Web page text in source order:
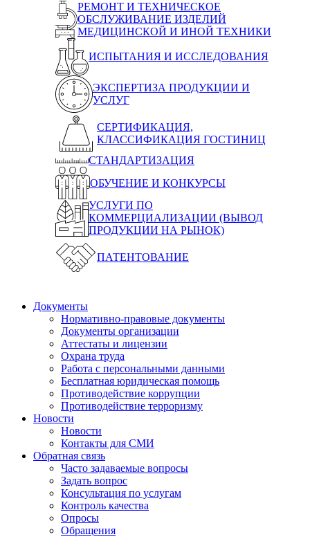
РЕМОНТ И ТЕХНИЧЕСКОЕ
ОБСЛУЖИВАНИЕ ИЗДЕЛИЙ
МЕДИЦИНСКОЙ И ИНОЙ ТЕХНИКИ
ИСПЫТАНИЯ И ИССЛЕДОВАНИЯ
ЭКСПЕРТИЗА ПРОДУКЦИИ И
УСЛУГ
СЕРТИФИКАЦИЯ,
КЛАССИФИКАЦИЯ ГОСТИНИЦ
СТАНДАРТИЗАЦИЯ
ОБУЧЕНИЕ И КОНКУРСЫ
УСЛУГИ ПО
КОММЕРЦИАЛИЗАЦИИ (ВЫВОД
ПРОДУКЦИИ НА РЫНОК)
ПАТЕНТОВАНИЕ
Документы
Нормативно-правовые документы
Документы организации
Аттестаты и лицензии
Охрана труда
Работа с персональными данными
Бесплатная юридическая помощь
Противодействие коррупции
Противодействие терроризму
Новости
Новости
Контакты для СМИ
Обратная связь
Часто задаваемые вопросы
Задать вопрос
Консультация по услугам
Контроль качества
Опросы
Обращения